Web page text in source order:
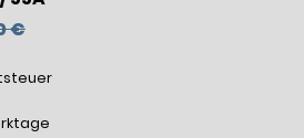
€Ursprünglicher
149,00 €
€.